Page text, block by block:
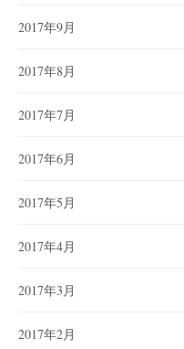
2017年9月
2017年8月
2017年7月
2017年6月
2017年5月
2017年4月
2017年3月
2017年2月